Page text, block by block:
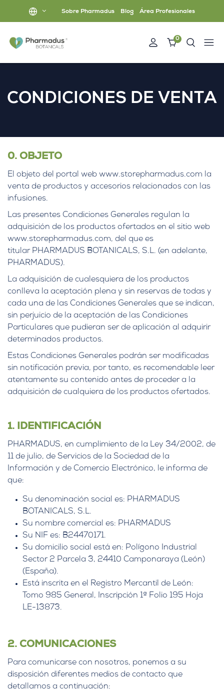
Sobre Pharmadus Blog Área Profesionales
0
CONDICIONES DE VENTA
0. OBJETO
El objeto del portal web www.storepharmadus.com la
venta de productos y accesorios relacionados con las
infusiones.
Las presentes Condiciones Generales regulan la
adquisición de los productos ofertados en el sitio web
www.storepharmadus.com, del que es
titular PHARMADUS BOTANICALS, S.L. (en adelante,
PHARMADUS).
La adquisición de cualesquiera de los productos
conlleva la aceptación plena y sin reservas de todas y
cada una de las Condiciones Generales que se indican,
sin perjuicio de la aceptación de las Condiciones
Particulares que pudieran ser de aplicación al adquirir
determinados productos.
Estas Condiciones Generales podrán ser modificadas
sin notificación previa, por tanto, es recomendable leer
atentamente su contenido antes de proceder a la
adquisición de cualquiera de los productos ofertados.
1. IDENTIFICACIÓN
PHARMADUS, en cumplimiento de la Ley 34/2002, de
11 de julio, de Servicios de la Sociedad de la
Información y de Comercio Electrónico, le informa de
que:
Su denominación social es: PHARMADUS
BOTANICALS, S.L.
Su nombre comercial es: PHARMADUS
Su NIF es: B24470171.
Su domicilio social está en: Polígono Industrial
Sector 2 Parcela 3, 24410 Camponaraya (León)
(España).
Está inscrita en el Registro Mercantil de León:
Tomo 985 General, Inscripción 1ª Folio 195 Hoja
LE-13873.
2. COMUNICACIONES
Para comunicarse con nosotros, ponemos a su
disposición diferentes medios de contacto que
detallamos a continuación: